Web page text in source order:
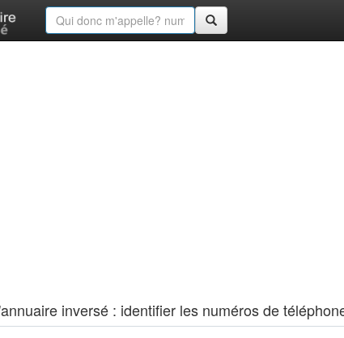
inversé : identifier les numéros de